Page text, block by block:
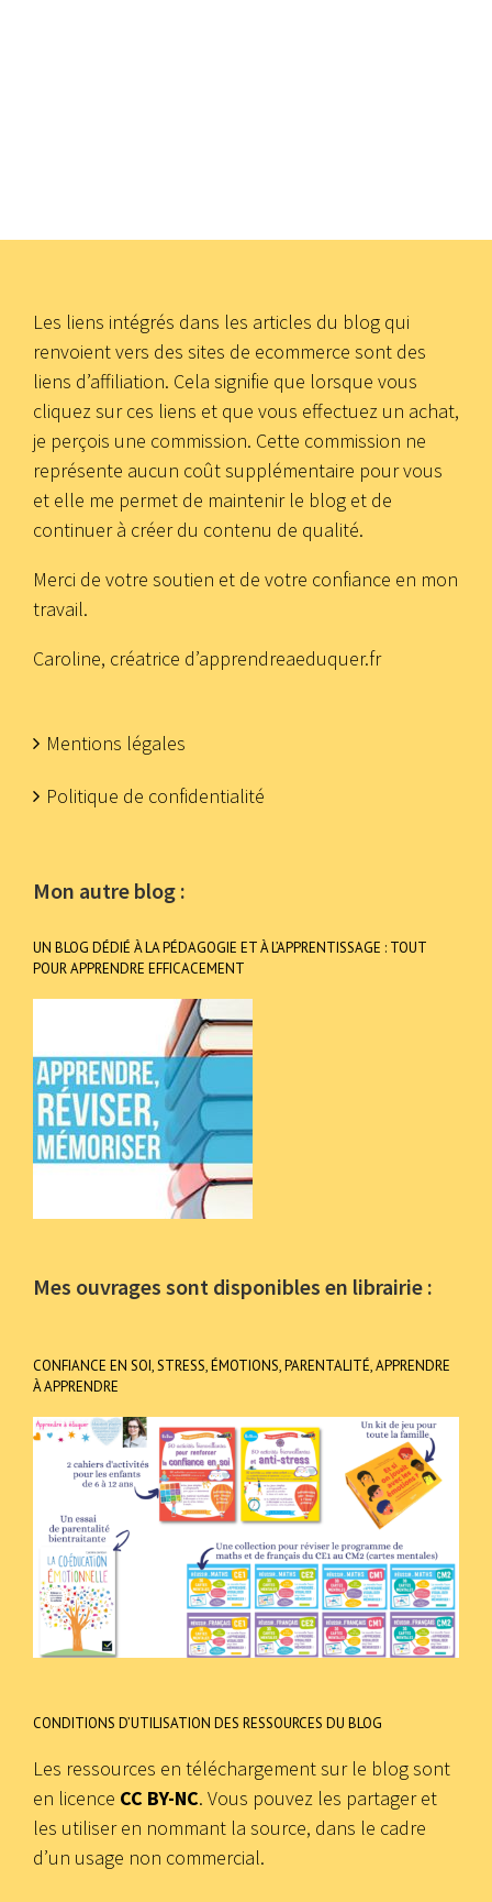
Les liens intégrés dans les articles du blog qui
renvoient vers des sites de ecommerce sont des
liens d’affiliation. Cela signifie que lorsque vous
cliquez sur ces liens et que vous effectuez un achat,
je perçois une commission. Cette commission ne
représente aucun coût supplémentaire pour vous
et elle me permet de maintenir le blog et de
continuer à créer du contenu de qualité.
Merci de votre soutien et de votre confiance en mon
travail.
Caroline, créatrice d’apprendreaeduquer.fr
Mentions légales
Politique de confidentialité
Mon autre blog :
UN BLOG DÉDIÉ À LA PÉDAGOGIE ET À L’APPRENTISSAGE : TOUT
POUR APPRENDRE EFFICACEMENT
Mes ouvrages sont disponibles en librairie :
CONFIANCE EN SOI, STRESS, ÉMOTIONS, PARENTALITÉ, APPRENDRE
À APPRENDRE
CONDITIONS D’UTILISATION DES RESSOURCES DU BLOG
Les ressources en téléchargement sur le blog sont
en licence CC BY-NC. Vous pouvez les partager et
les utiliser en nommant la source, dans le cadre
d’un usage non commercial.